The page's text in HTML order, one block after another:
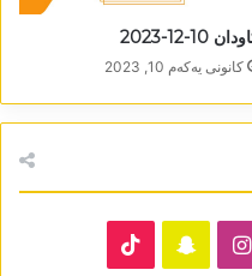
10-12-2023
كانونی یه‌كه‌م 10, 2023
Instagram
Snapchat